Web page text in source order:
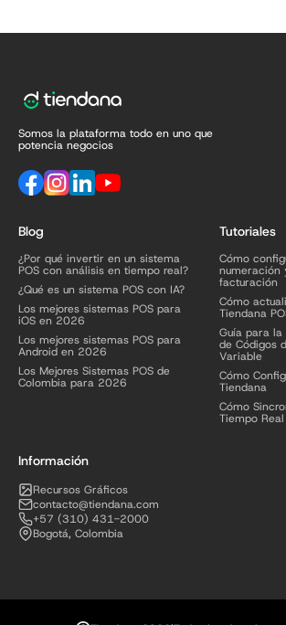
Somos la plataforma todo en uno que
potencia negocios
Blog
¿Por qué invertir en un sistema
POS con análisis en tiempo real?
¿Qué es un sistema POS con IA?
Los mejores sistemas POS para
iOS en 2026
Los mejores sistemas POS para
Android en 2026
Los Mejores Sistemas POS de
Colombia para 2026
Tutoriales
Cómo
numeración
facturación
Cómo
Tiendana
Guía para
de Códigos
Variable
Cómo
Tiendana
Cómo
Tiempo
Información
Recursos Gráficos
contacto@tiendana.com
+57 (310) 431-2000
Bogotá, Colombia